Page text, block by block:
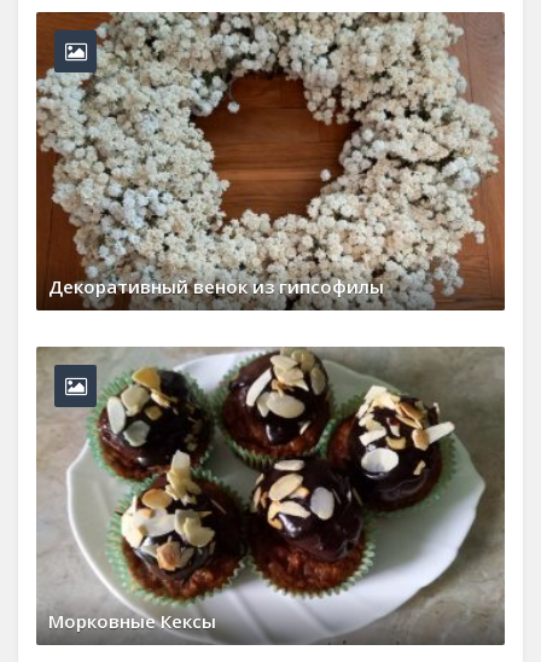
Декоративный венок из гипсофилы
Морковные Кексы